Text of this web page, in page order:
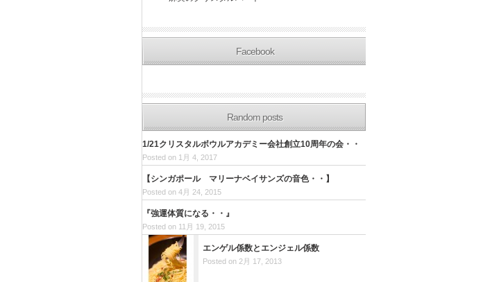
Facebook
Random posts
1/21クリスタルボウルアカデミー会社創立10周年の会・・
Posted on 1月 4, 2017
【シンガポール マリーナベイサンズの音色・・】
Posted on 4月 24, 2015
『強運体質になる・・』
Posted on 11月 19, 2015
エンゲル係数とエンジェル係数
Posted on 2月 17, 2013